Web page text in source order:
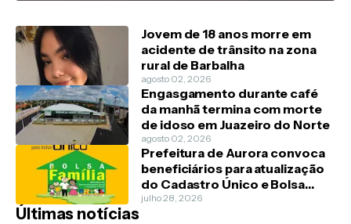
Jovem de 18 anos morre em
acidente de trânsito na zona
rural de Barbalha
agosto 02, 2026
Engasgamento durante café
da manhã termina com morte
de idoso em Juazeiro do Norte
agosto 02, 2026
Prefeitura de Aurora convoca
beneficiários para atualização
do Cadastro Único e Bolsa
Família
julho 28, 2026
Últimas notícias